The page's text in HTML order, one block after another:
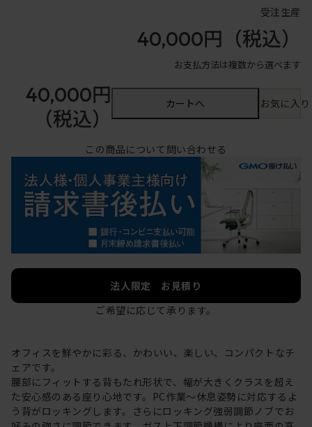
受注生産
40,000円 （税込）
お支払方法は複数から選べます
40,000円
（税込）
カートへ お気に入
この商品について問い合わせる
法人限定 お見積り
ご希望に応じて承ります。
オフィスを鮮やかに彩る、かわいい、楽しい、コンパクトなチ
ェアです。
腰部にフィットする背もたれ形状で、幅が大きくクラスを超え
た安心感のある座り心地です。PC作業～休息姿勢に対応するよ
う背がロッキングします。さらにロッキング強弱調節ノブでお